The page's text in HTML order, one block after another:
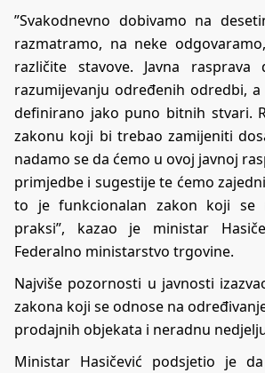
”Svakodnevno dobivamo na
razmatramo, na neke
različite stavove. Javna rasprava
razumijevanju određenih odredbi,
definirano jako puno bitnih stvari.
zakonu koji bi trebao zamijeniti
nadamo se da ćemo u ovoj javnoj
primjedbe i sugestije te ćemo
to je funkcionalan zakon koji se
praksi”, kazao je ministar
Federalno ministarstvo trgovine.
Najviše pozornosti u javnosti
zakona koji se odnose na
prodajnih objekata i neradnu
Ministar Hasičević podsjetio je